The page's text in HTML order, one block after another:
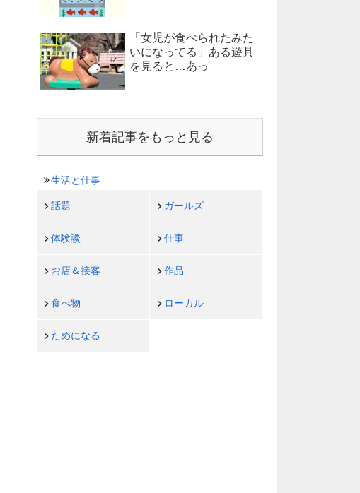
「女児が食べられたみた
いになってる」ある遊具
を見ると…あっ
新着記事をもっと見る
生活と仕事
話題 ガールズ
体験談 仕事
お店＆接客 作品
食べ物 ローカル
ためになる